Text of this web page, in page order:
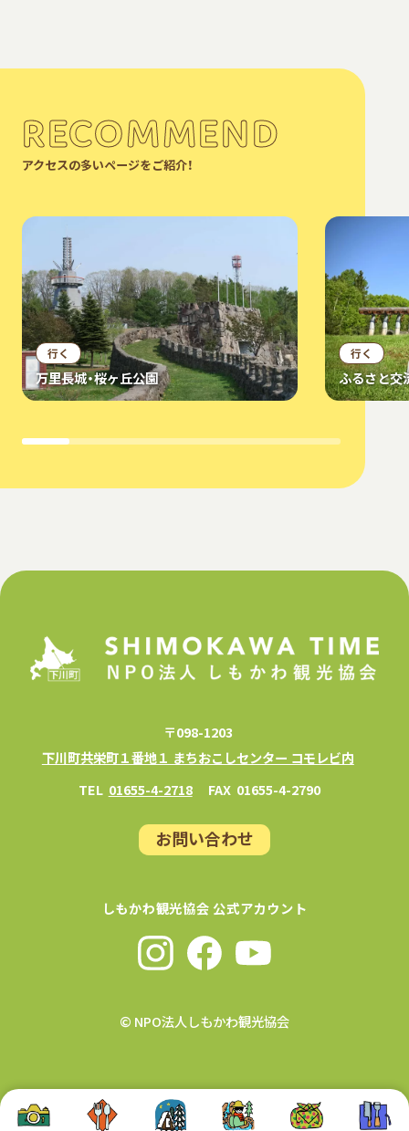
RECOMMEND
アクセスの多いページをご紹介！
行く
万里長城・桜ヶ丘公園
行く
ふるさと交
〒098-1203
下川町共栄町１番地１ まちおこしセンター コモレビ内
TEL 01655-4-2718 FAX 01655-4-2790
お問い合わせ
しもかわ観光協会 公式アカウント
© NPO法人しもかわ観光協会